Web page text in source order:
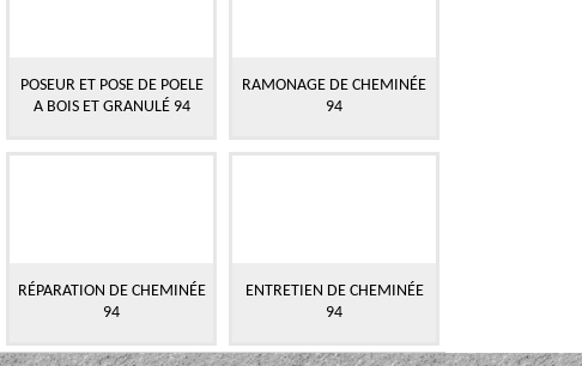
POSEUR ET POSE DE POELE
A BOIS ET GRANULÉ 94
RAMONAGE DE CHEMINÉE
94
RÉPARATION DE CHEMINÉE
94
ENTRETIEN DE CHEMINÉE
94